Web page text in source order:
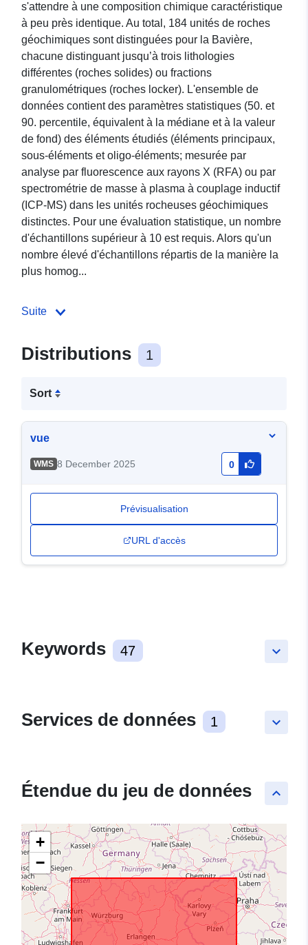
s'attendre à une composition chimique caractéristique
à peu près identique. Au total, 184 unités de roches
géochimiques sont distinguées pour la Bavière,
chacune distinguant jusqu’à trois lithologies
différentes (roches solides) ou fractions
granulométriques (roches locker). L'ensemble de
données contient des paramètres statistiques (50. et
90. percentile, équivalent à la médiane et à la valeur
de fond) des éléments étudiés (éléments principaux,
sous-éléments et oligo-éléments; mesurée par
analyse par fluorescence aux rayons X (RFA) ou par
spectrométrie de masse à plasma à couplage inductif
(ICP-MS) dans les unités rocheuses géochimiques
distinctes. Pour une évaluation statistique, un nombre
d'échantillons supérieur à 10 est requis. Alors qu'un
nombre élevé d'échantillons répartis de la manière la
plus homog...
Suite
Distributions 1
Sort
vue
WMS 8 December 2025 0
Prévisualisation
URL d'accès
keyboard_arrow_down
Keywords 47
keyboard_arrow_down
Services de données 1
keyboard_arrow_up
Étendue du jeu de données
+
−